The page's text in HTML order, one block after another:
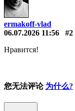
ermakoff-vlad
06.07.2026 11:56
#2
Нравится!
您无法评论 为什么?